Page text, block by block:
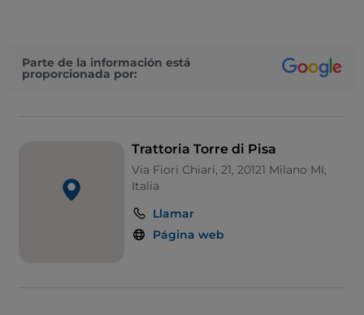
Parte de la información está
proporcionada por:
Trattoria Torre di Pisa
Via Fiori Chiari, 21, 20121 Milano MI,
Italia
Llamar
Página web